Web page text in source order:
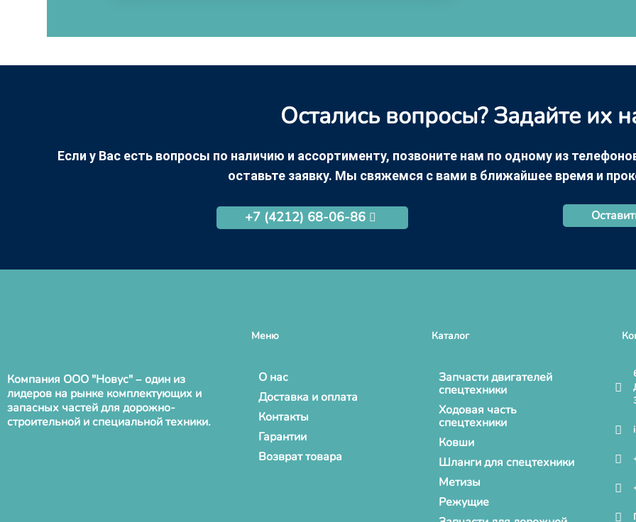
Остались вопросы? Задайте их
Если у Вас есть вопросы по наличию и ассортименту, позвоните нам по одному из
оставьте заявку. Мы свяжемся с вами в ближайшее время и
+7 (4212) 68-06-86
Компания ООО "Новус" – один из
лидеров на рынке комплектующих и
запасных частей для дорожно-
строительной и специальной техники.
Меню
О нас
Доставка и оплата
Контакты
Гарантии
Возврат товара
Каталог
Запчасти двигателей
спецтехники
Ходовая часть
спецтехники
Ковши
Шланги для спецтехники
Метизы
Режущие